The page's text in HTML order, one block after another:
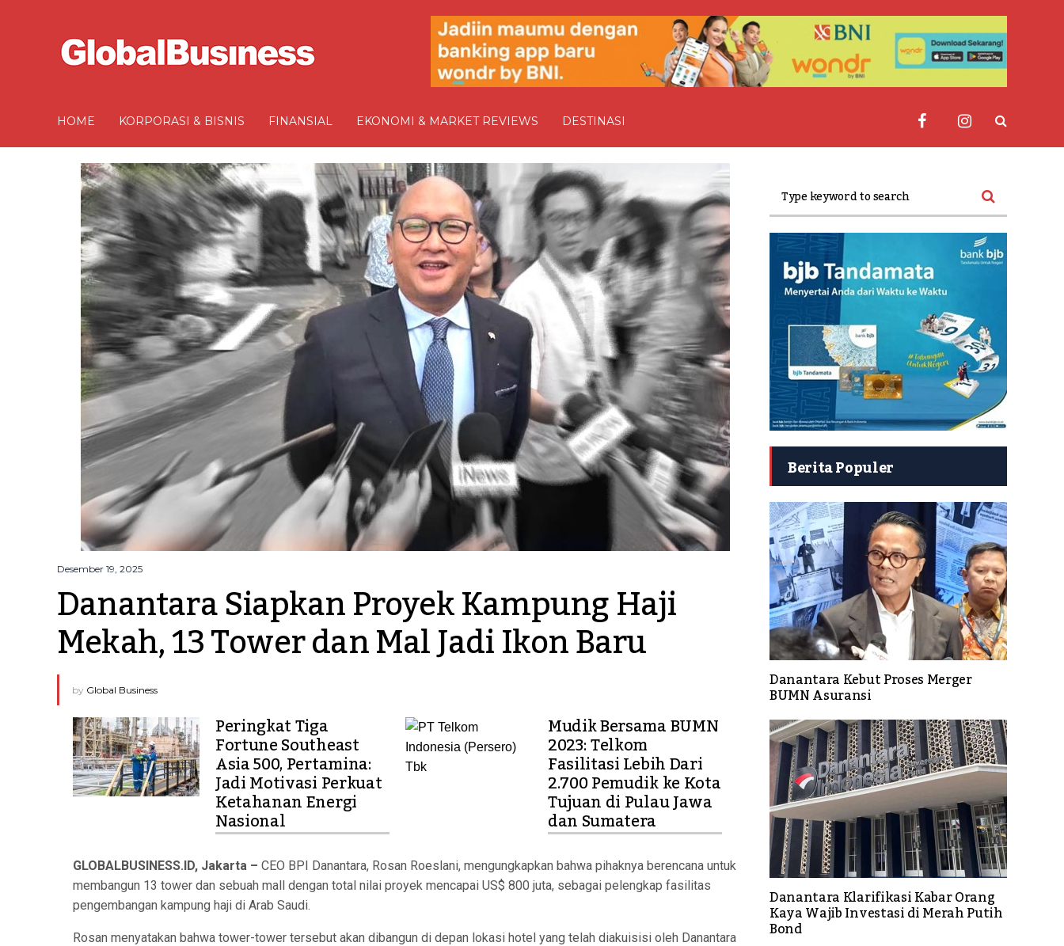
HOME KORPORASI & BISNIS FINANSIAL EKONOMI & MARKET REVIEWS DESTINASI
Desember 19, 2025
Danantara Siapkan Proyek Kampung Haji
Mekah, 13 Tower dan Mal Jadi Ikon Baru
by Global Business
Peringkat Tiga
Fortune Southeast
Asia 500, Pertamina:
Jadi Motivasi Perkuat
Ketahanan Energi
Nasional
Mudik Bersama BUMN
2023: Telkom
Fasilitasi Lebih Dari
2.700 Pemudik ke Kota
Tujuan di Pulau Jawa
dan Sumatera
GLOBALBUSINESS.ID, Jakarta – CEO BPI Danantara, Rosan Roeslani, mengungkapkan bahwa pihaknya berencana untuk
membangun 13 tower dan sebuah mall dengan total nilai proyek mencapai US$ 800 juta, sebagai pelengkap fasilitas
pengembangan kampung haji di Arab Saudi.
Rosan menyatakan bahwa tower-tower tersebut akan dibangun di depan lokasi hotel yang telah diakuisisi oleh Danantara
Berita Populer
Danantara Kebut Proses Merger
BUMN Asuransi
Danantara Klarifikasi Kabar Orang
Kaya Wajib Investasi di Merah Putih
Bond